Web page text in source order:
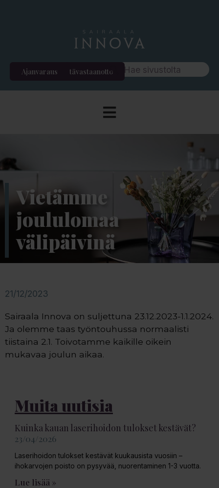
Etävastaanotto
Ajanvaraus
Vietämme
joululomaa
välipäivinä
21/12/2023
Sairaala Innova on suljettuna 23.12.2023-1.1.2024.
Ja olemme taas työntouhussa normaalisti
tiistaina 2.1. Toivotamme kaikille oikein
mukavaa joulun aikaa.
Muita uutisia
Kuinka kauan laserihoidon tulokset kestävät?
23/04/2026
Laserihoidon tulokset kestävät kuukausista vuosiin –
ihokarvojen poisto on pysyvää, nuorentaminen 1-3 vuotta.
Lue lisää »